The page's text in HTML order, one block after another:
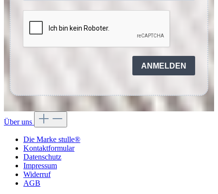
ANMELDEN
Über uns
Die Marke stulle®
Kontaktformular
Datenschutz
Impressum
Widerruf
AGB